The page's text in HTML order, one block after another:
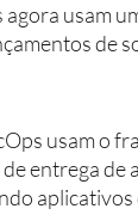
usam
de
usam o
entrega de